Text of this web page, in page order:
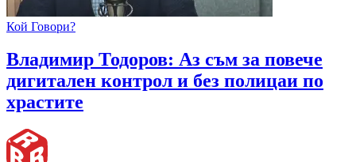
Кой Говори?
Владимир Тодоров: Аз съм за повече
дигитален контрол и без полицаи по
храстите